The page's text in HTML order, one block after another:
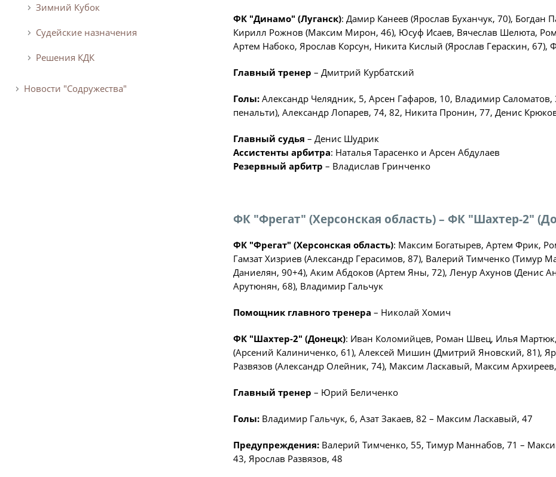
Статистика
Команды
О турнире
"Содружество" среди
рождения (U-15)
Статистика
Команды
Игроки
Дисквалификации
Архив турниров
Регламентирующие
Зимний Кубок
Судейские назначения
Решения КДК
Новости "Содружества"
ФК "Динамо" (Луганск): Дамир Канеев (Ярослав Буханчук, 70), Богдан
Кирилл Рожнов (Максим Мирон, 46), Юсуф Исаев, Вячеслав Шелюта,
Артем Набоко, Ярослав Корсун, Никита Кислый (Ярослав Гераскин, 67),
Главный тренер – Дмитрий Курбатский
Голы:Александр Челядник, 5, Арсен Гафаров, 10, Владимир
пенальти), Александр Лопарев, 74, 82, Никита Пронин, 77, Денис
Главный судья – Денис Шудрик
Ассистенты арбитра: Наталья Тарасенко и Арсен Абдулаев
Резервный арбитр – Владислав Гринченко
ФК "Фрегат" (Херсонская область) – ФК "Шахтер-2"
ФК "Фрегат" (Херсонская область): Максим Богатырев, Артем Фрик,
Гамзат Хизриев (Александр Герасимов, 87), Валерий Тимченко (Тимур
Даниелян, 90+4), Аким Абдоков (Артем Яны, 72), Ленур Ахунов (Денис
Арутюнян, 68), Владимир Гальчук
Помощник главного тренера – Николай Хомич
ФК "Шахтер-2" (Донецк): Иван Коломийцев, Роман Швец, Илья
(Арсений Калиниченко, 61), Алексей Мишин (Дмитрий Яновский, 81),
Развязов (Александр Олейник, 74), Максим Ласкавый, Максим
Главный тренер – Юрий Беличенко
Голы: Владимир Гальчук, 6, Азат Закаев, 82 – Максим Ласкавый, 47
Предупреждения: Валерий Тимченко, 55, Тимур Маннабов, 71 –
43, Ярослав Развязов, 48